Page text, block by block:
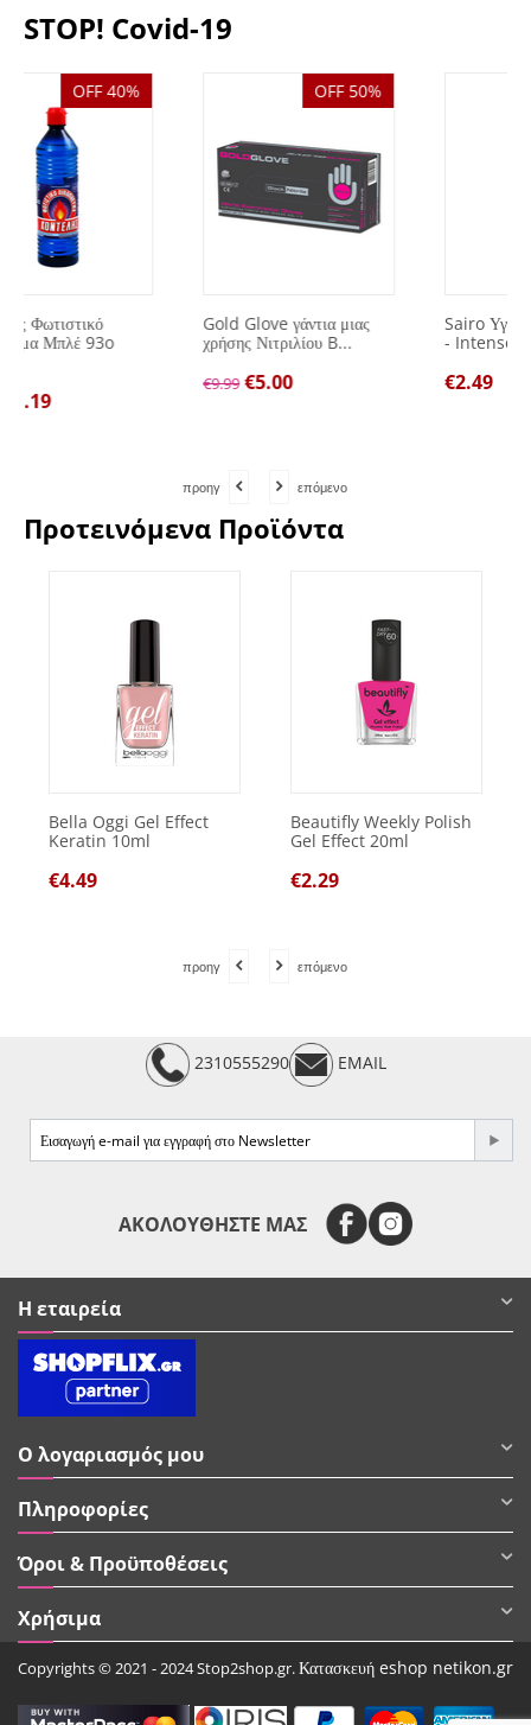
STOP! Covid-19
Gold Glove γάντια μιας
χρήσης Νιτριλίου B...
Sairo Υγρό σαπούνι χεριών
- Intense 500ml
προηγ επόμενο
Προτεινόμενα Προϊόντα
Bella Oggi Gel Effect
Keratin 10ml
€4.49
Beautifly Weekly Polish
Gel Effect 20ml
€2.29
προηγ επόμενο
2310555290 EMAIL
ΑΚΟΛΟΥΘΗΣΤΕ ΜΑΣ
Η εταιρεία
Ο λογαριασμός μου
Πληροφορίες
Όροι & Προϋποθέσεις
Χρήσιμα
Copyrights © 2021 - 2024 Stop2shop.gr.Κατασκευή eshop netikon.gr